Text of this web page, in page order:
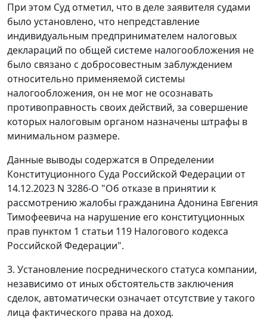
При этом Суд отметил, что в деле заявителя судами
было установлено, что непредставление
индивидуальным предпринимателем налоговых
деклараций по общей системе налогообложения не
было связано с добросовестным заблуждением
относительно применяемой системы
налогообложения, он не мог не осознавать
противоправность своих действий, за совершение
которых налоговым органом назначены штрафы в
минимальном размере.
Данные выводы содержатся в Определении
Конституционного Суда Российской Федерации от
14.12.2023 N 3286-О "Об отказе в принятии к
рассмотрению жалобы гражданина Адонина Евгения
Тимофеевича на нарушение его конституционных
прав пунктом 1 статьи 119 Налогового кодекса
Российской Федерации".
3. Установление посреднического статуса компании,
независимо от иных обстоятельств заключения
сделок, автоматически означает отсутствие у такого
лица фактического права на доход.